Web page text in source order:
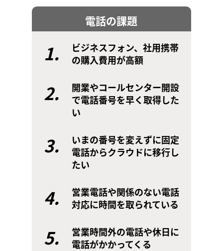
電話の課題
1.
ビジネスフォン、社用携帯
の購入費用が高額
2.
開業やコールセンター開設
で電話番号を早く取得した
い
3.
いまの番号を変えずに固定
電話からクラウドに移行し
たい
4.
営業電話や関係のない電話
対応に時間を取られている
5.
営業時間外の電話や休日に
電話がかかってくる